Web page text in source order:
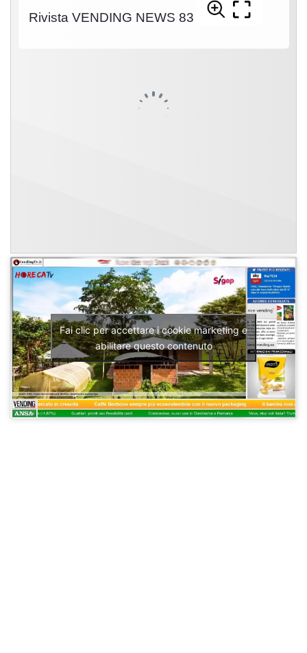
Fai clic per accettare i cookie marketing e
abilitare questo contenuto